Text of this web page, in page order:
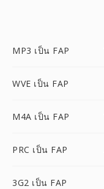
MP3 เป็น FAP
WVE เป็น FAP
M4A เป็น FAP
PRC เป็น FAP
3G2 เป็น FAP